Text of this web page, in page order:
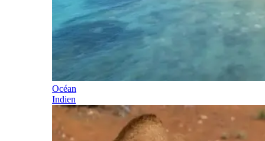
Océan
Indien